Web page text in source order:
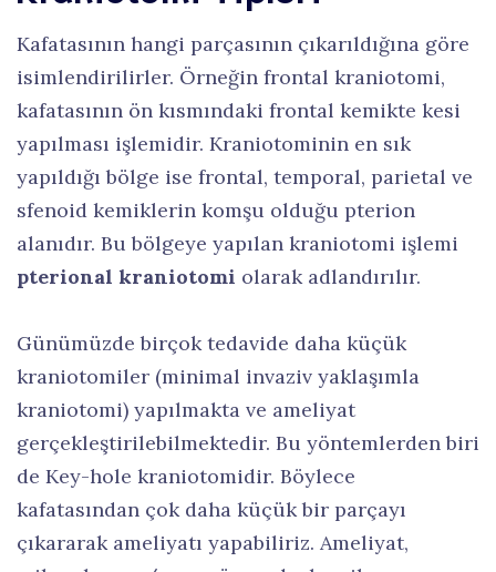
Kafatasının hangi parçasının çıkarıldığına göre
isimlendirilirler. Örneğin frontal kraniotomi,
kafatasının ön kısmındaki frontal kemikte kesi
yapılması işlemidir. Kraniotominin en sık
yapıldığı bölge ise frontal, temporal, parietal ve
sfenoid kemiklerin komşu olduğu pterion
alanıdır. Bu bölgeye yapılan kraniotomi işlemi
pterional kraniotomi olarak adlandırılır.
Günümüzde birçok tedavide daha küçük
kraniotomiler (minimal invaziv yaklaşımla
kraniotomi) yapılmakta ve ameliyat
gerçekleştirilebilmektedir. Bu yöntemlerden biri
de Key-hole kraniotomidir. Böylece
kafatasından çok daha küçük bir parçayı
çıkararak ameliyatı yapabiliriz. Ameliyat,